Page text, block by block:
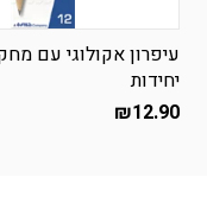
יחידות
₪12.90